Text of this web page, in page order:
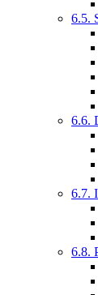
6.5.
6.6.
6.7.
6.8.